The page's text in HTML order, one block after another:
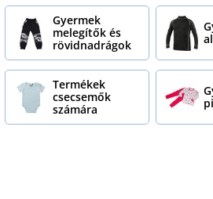
Gyermek
melegítők és
rövidnadrágok
Termékek
csecsemők
számára